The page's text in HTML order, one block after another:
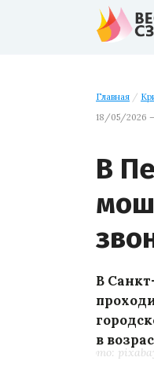
Главная /
18/05/2026
В
В
в
Фото: